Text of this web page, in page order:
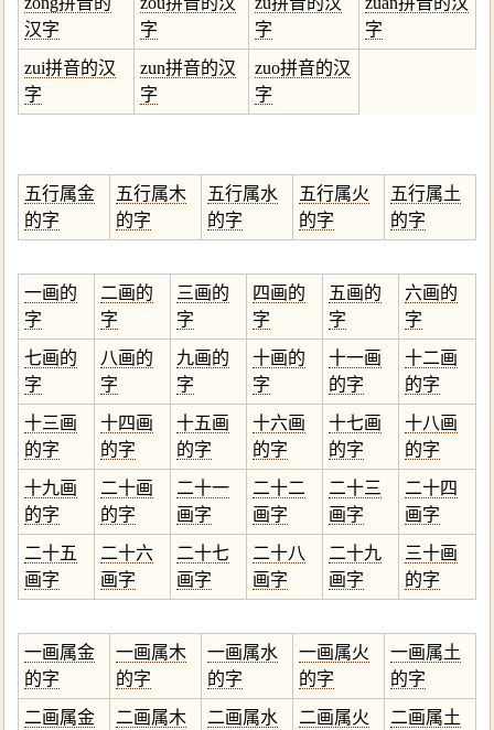
汉字
字
字
字
zui拼音的汉
字
zun拼音的汉
字
zuo拼音的汉
字
五行属金
的字
五行属木
的字
五行属水
的字
五行属火
的字
五行属土
的字
一画的
字
二画的
字
三画的
字
四画的
字
五画的
字
六画的
字
七画的
字
八画的
字
九画的
字
十画的
字
十一画
的字
十二画
的字
十三画
的字
十四画
的字
十五画
的字
十六画
的字
十七画
的字
十八画
的字
十九画
的字
二十画
的字
二十一
画字
二十二
画字
二十三
画字
二十四
画字
二十五
画字
二十六
画字
二十七
画字
二十八
画字
二十九
画字
三十画
的字
一画属金
的字
一画属木
的字
一画属水
的字
一画属火
的字
一画属土
的字
二画属金
二画属木
二画属水
二画属火
二画属土